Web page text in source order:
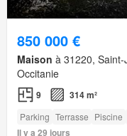
850 000 €
Maison à 31220,
Occitanie
9 314 m²
Parking Terrasse Piscine
Il y a 29 jours